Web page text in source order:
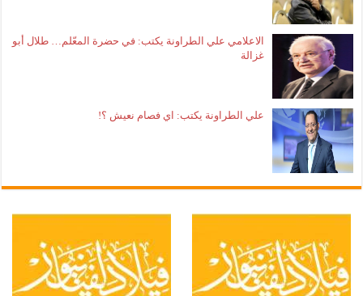
الاعلامي علي الطراونة يكتب: في حضرة المعّلم… طلال أبو
غزالة
علي الطراونة يكتب: اي فصام نعيش ؟!